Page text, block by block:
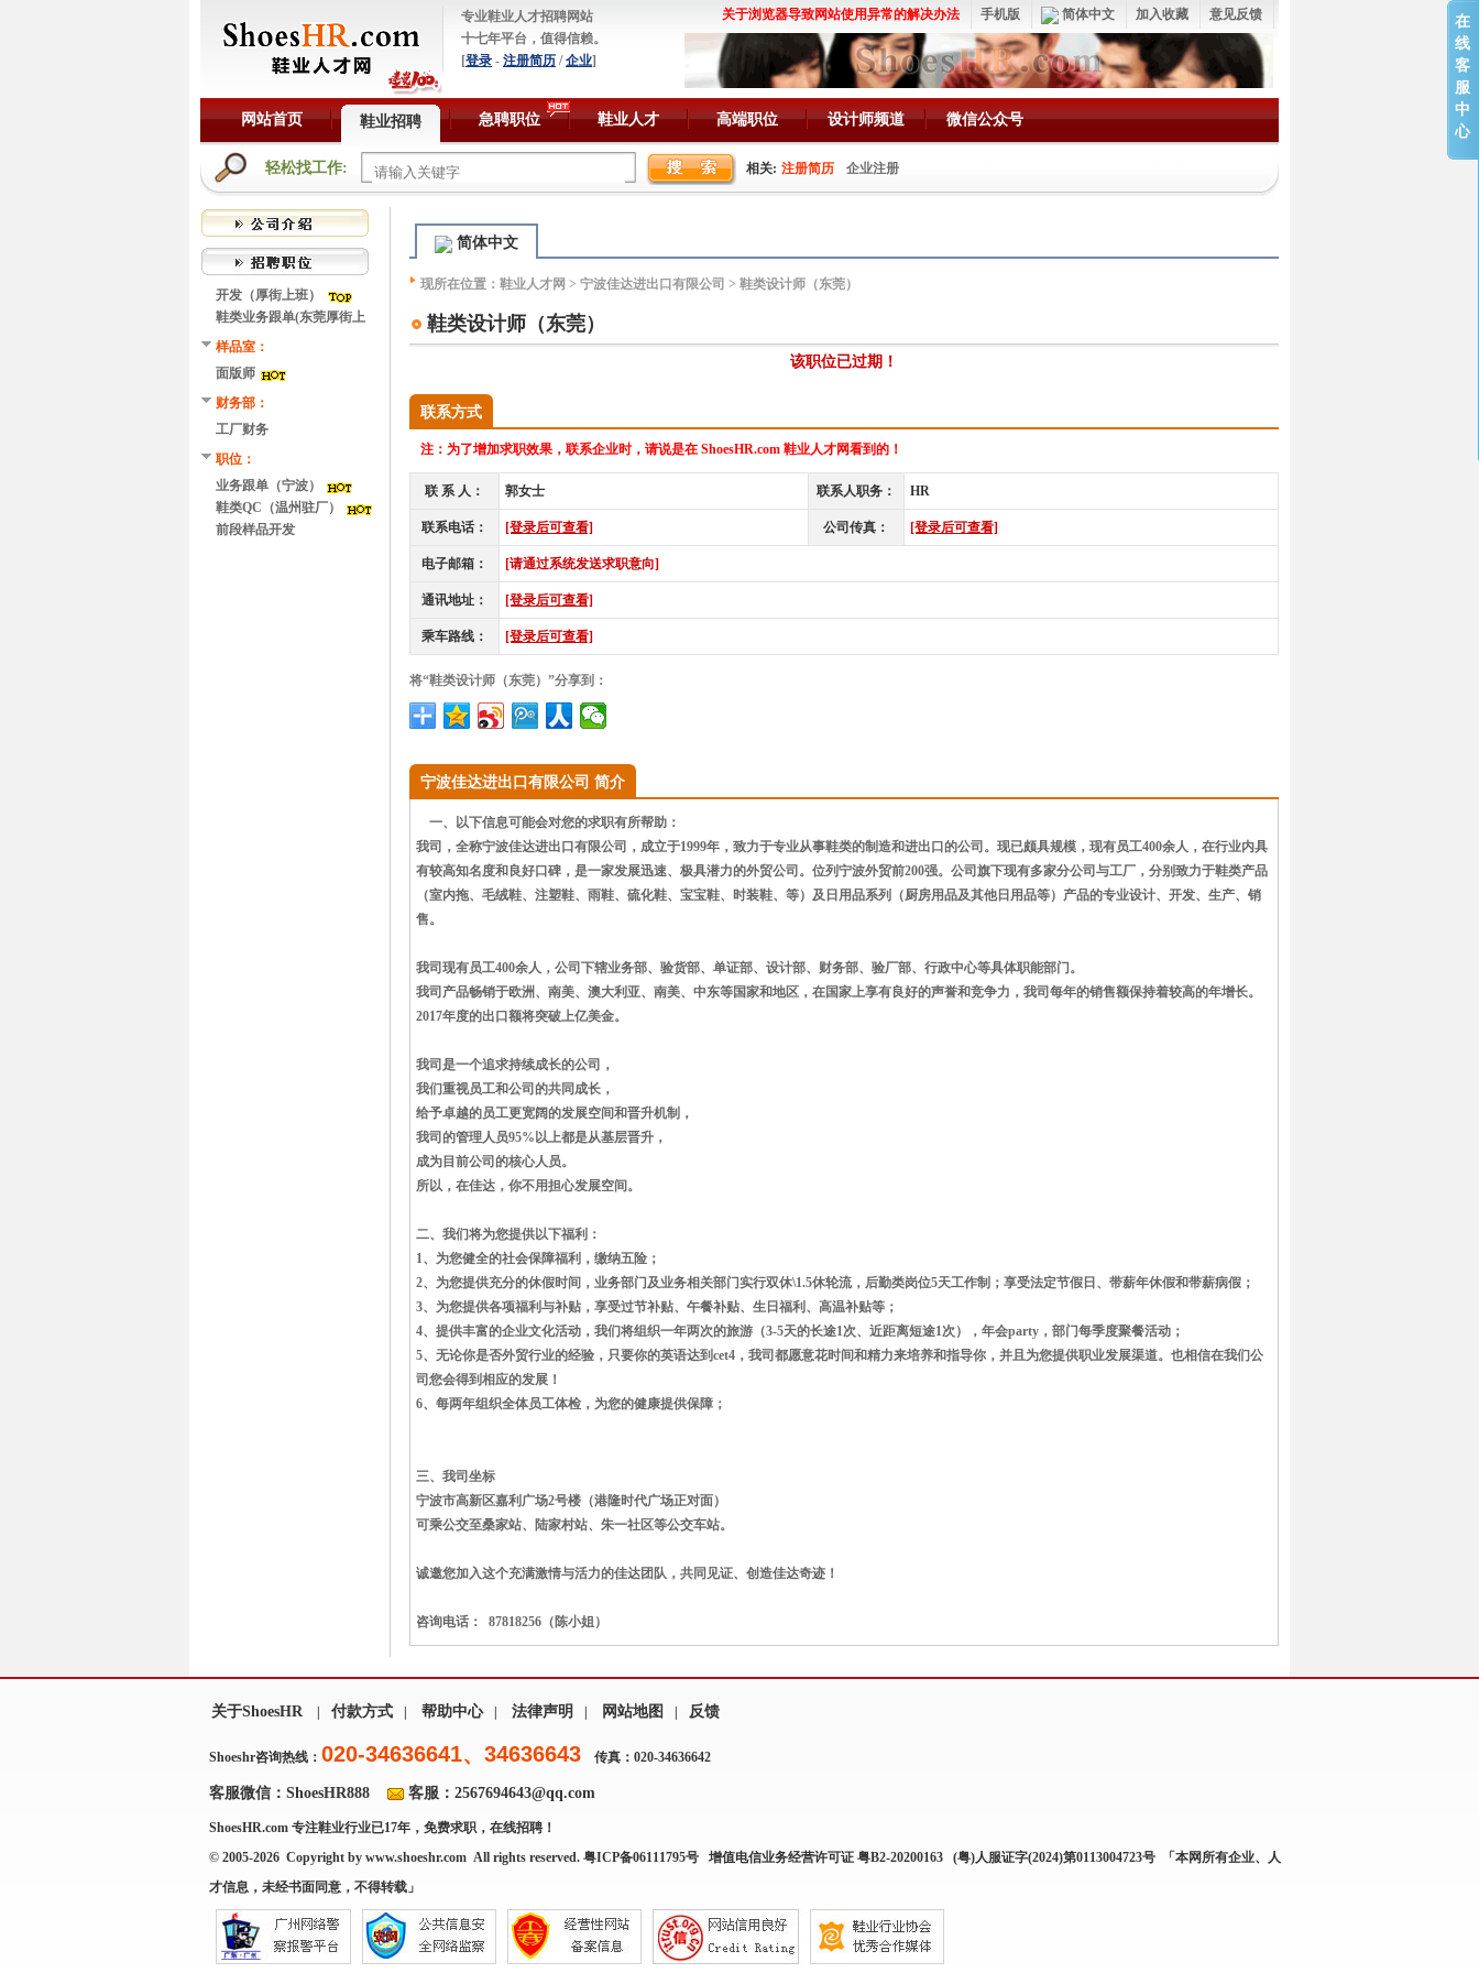
专业鞋业人才招聘网站
十七年平台，值得信赖。
[登录 - 注册简历 /企业]
意见反馈
加入收藏
简体中文
手机版
关于浏览器导致网站使用异常的解决办法
网站首页 鞋业招聘 急聘职位 鞋业人才 高端职位 设计师频道 微信公众号
轻松找工作: 相关: 注册简历 企业注册
简体中文
现所在位置： 鞋业人才网 > 宁波佳达进出口有限公司 > 鞋类设计师（东莞）
鞋类设计师（东莞）
该职位已过期！
联系方式
注： 为了增加求职效果，联系企业时，请说是在 ShoesHR.com 鞋业人才网看到的！
联 系 人： 郭女士 联系人职务： HR
联系电话： [登录后可查看] 公司传真： [登录后可查看]
电子邮箱： [请通过系统发送求职意向]
通讯地址： [登录后可查看]
乘车路线： [登录后可查看]
将“鞋类设计师（东莞）”分享到：
宁波佳达进出口有限公司 简介
一、以下信息可能会对您的求职有所帮助：
我司，全称宁波佳达进出口有限公司，成立于1999年，致力于专业从事鞋类的制造和进出口的公司。现已颇具规模，现有员工400余人，在行业内具
有较高知名度和良好口碑，是一家发展迅速、极具潜力的外贸公司。位列宁波外贸前200强。公司旗下现有多家分公司与工厂，分别致力于鞋类产品
（室内拖、毛绒鞋、注塑鞋、雨鞋、硫化鞋、宝宝鞋、时装鞋、等）及日用品系列（厨房用品及其他日用品等）产品的专业设计、开发、生产、销
售。
我司现有员工400余人，公司下辖业务部、验货部、单证部、设计部、财务部、验厂部、行政中心等具体职能部门。
我司产品畅销于欧洲、南美、澳大利亚、南美、中东等国家和地区，在国家上享有良好的声誉和竞争力，我司每年的销售额保持着较高的年增长。
2017年度的出口额将突破上亿美金。
我司是一个追求持续成长的公司，
我们重视员工和公司的共同成长，
给予卓越的员工更宽阔的发展空间和晋升机制，
我司的管理人员95%以上都是从基层晋升，
成为目前公司的核心人员。
所以，在佳达，你不用担心发展空间。
二、我们将为您提供以下福利：
1、为您健全的社会保障福利，缴纳五险；
2、为您提供充分的休假时间，业务部门及业务相关部门实行双休\1.5休轮流，后勤类岗位5天工作制；享受法定节假日、带薪年休假和带薪病假；
3、为您提供各项福利与补贴，享受过节补贴、午餐补贴、生日福利、高温补贴等；
4、提供丰富的企业文化活动，我们将组织一年两次的旅游（3-5天的长途1次、近距离短途1次），年会party，部门每季度聚餐活动；
5、无论你是否外贸行业的经验，只要你的英语达到cet4，我司都愿意花时间和精力来培养和指导你，并且为您提供职业发展渠道。也相信在我们公
司您会得到相应的发展！
6、每两年组织全体员工体检，为您的健康提供保障；
三、我司坐标
宁波市高新区嘉利广场2号楼（港隆时代广场正对面）
可乘公交至桑家站、陆家村站、朱一社区等公交车站。
诚邀您加入这个充满激情与活力的佳达团队，共同见证、创造佳达奇迹！
咨询电话： 87818256（陈小姐）
开发（厚街上班）
鞋类业务跟单(东莞厚街上
班）
样品室：
面版师
财务部：
工厂财务
职位：
业务跟单（宁波）
鞋类QC（温州驻厂）
前段样品开发
在
线
客
服
中
心
关于ShoesHR 付款方式 帮助中心 法律声明 网站地图 反馈
Shoeshr咨询热线： 020-34636641、34636643 传真：020-34636642
客服微信：ShoesHR888 客服：2567694643@qq.com
ShoesHR.com 专注鞋业行业已17年，免费求职，在线招聘！
© 2005-2026 Copyright by www.shoeshr.com All rights reserved. 粤ICP备06111795号 增值电信业务经营许可证 粤B2-20200163 (粤)人服证字(2024)第0113004723号
「本网所有企业、人
才信息，未经书面同意，不得转载」